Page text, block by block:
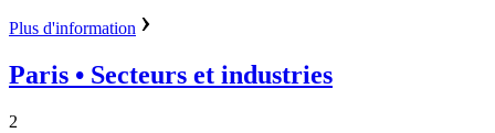
Plus d'information
Paris • Secteurs et industries
2